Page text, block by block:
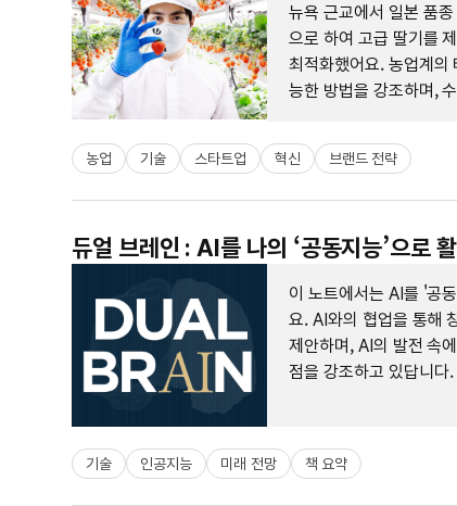
뉴욕 근교에서 일본 품
으로 하여 고급 딸기를
최적화했어요. 농업계의
능한 방법을 강조하며,
농업 기술 스타트업 혁신 브랜드 전략
듀얼 브레인 : AI를 나의 ‘공동지능’으로
이 노트에서는 AI를 '공
요. AI와의 협업을 통해
제안하며, AI의 발전 속
점을 강조하고 있답니다.
기술 인공지능 미래 전망 책 요약